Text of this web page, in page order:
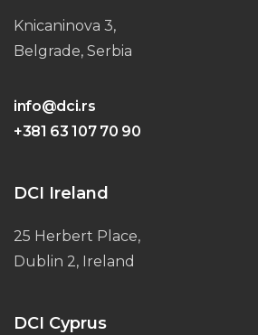
Knicaninova 3,
Belgrade, Serbia
info@dci.rs
+381 63 107 70 90
DCI Ireland
25 Herbert Place,
Dublin 2, Ireland
DCI Cyprus